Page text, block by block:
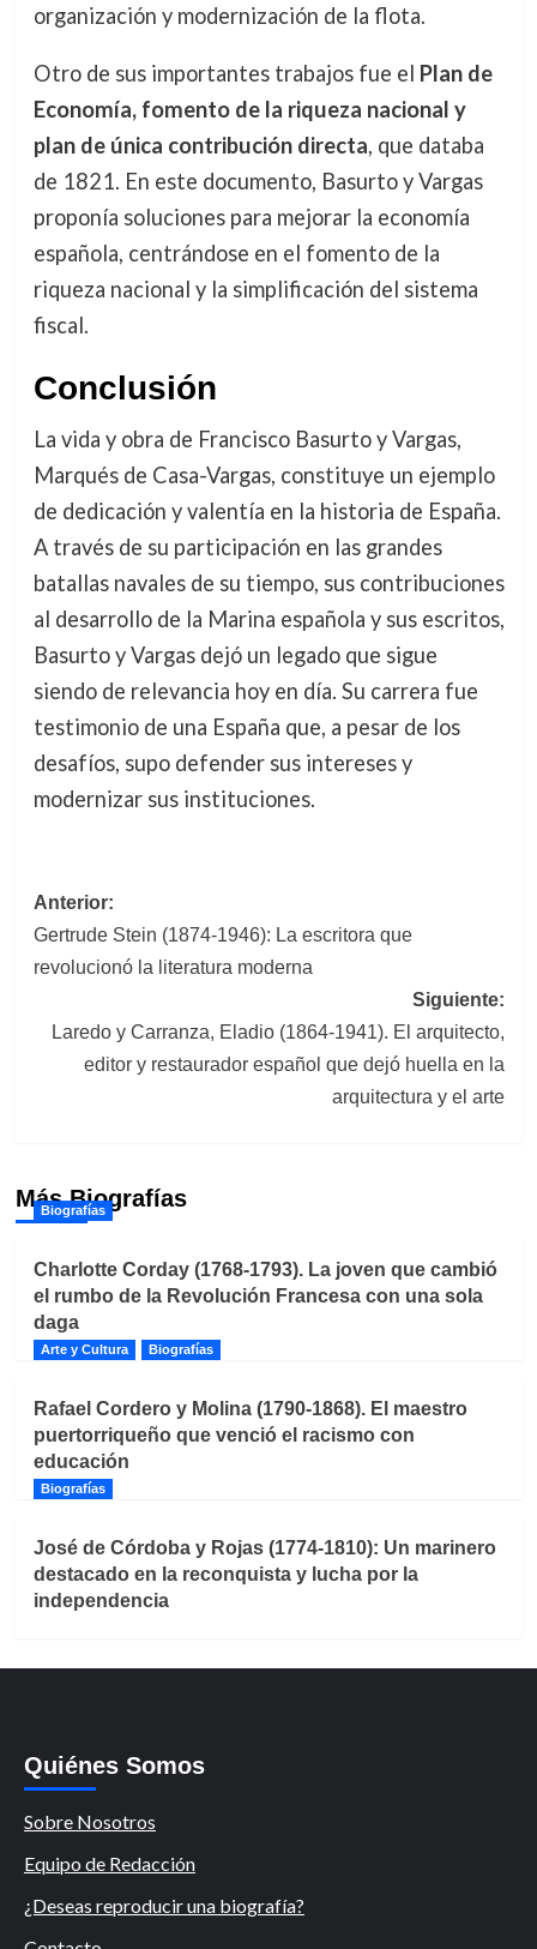
organización y modernización de la flota.
Otro de sus importantes trabajos fue el Plan de
Economía, fomento de la riqueza nacional y
plan de única contribución directa, que databa
de 1821. En este documento, Basurto y Vargas
proponía soluciones para mejorar la economía
española, centrándose en el fomento de la
riqueza nacional y la simplificación del sistema
fiscal.
Conclusión
La vida y obra de Francisco Basurto y Vargas,
Marqués de Casa-Vargas, constituye un ejemplo
de dedicación y valentía en la historia de España.
A través de su participación en las grandes
batallas navales de su tiempo, sus contribuciones
al desarrollo de la Marina española y sus escritos,
Basurto y Vargas dejó un legado que sigue
siendo de relevancia hoy en día. Su carrera fue
testimonio de una España que, a pesar de los
desafíos, supo defender sus intereses y
modernizar sus instituciones.
Navegación
de
Anterior:
Gertrude Stein (1874-1946): La escritora que
revolucionó la literatura moderna
Siguiente:
Laredo y Carranza, Eladio (1864-1941). El arquitecto,
editor y restaurador español que dejó huella en la
arquitectura y el arte
Más Biografías
Biografías
Charlotte Corday (1768-1793). La joven que cambió
el rumbo de la Revolución Francesa con una sola
daga
Arte y Cultura Biografías
Rafael Cordero y Molina (1790-1868). El maestro
puertorriqueño que venció el racismo con
educación
Biografías
José de Córdoba y Rojas (1774-1810): Un marinero
destacado en la reconquista y lucha por la
independencia
Quiénes Somos
Sobre Nosotros
Equipo de Redacción
¿Deseas reproducir una biografía?